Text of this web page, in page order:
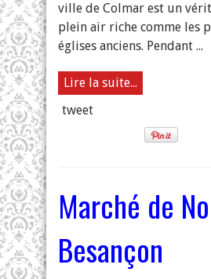
ville de Colmar est un
plein air riche comme les
églises anciens. Pendant ...
Lire la suite...
tweet
Marché de
Besançon